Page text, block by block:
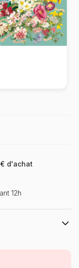
d'achat
12h